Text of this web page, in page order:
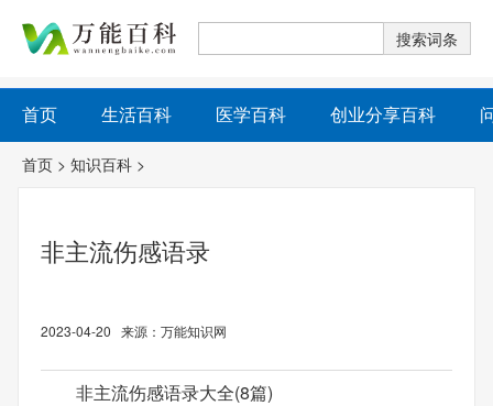
首页 生活百科 医学百科 创业分享百科
首页 > 知识百科 >
非主流伤感语录
2023-04-20 来源：万能知识网
非主流伤感语录大全(8篇)